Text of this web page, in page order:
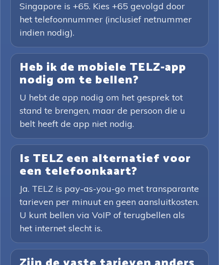
Singapore is +65. Kies +65 gevolgd door
het telefoonnummer (inclusief netnummer
indien nodig).
Heb ik de mobiele TELZ-app
nodig om te bellen?
U hebt de app nodig om het gesprek tot
stand te brengen, maar de persoon die u
belt heeft de app niet nodig.
Is TELZ een alternatief voor
een telefoonkaart?
Ja. TELZ is pay-as-you-go met transparante
tarieven per minuut en geen aansluitkosten.
U kunt bellen via VoIP of terugbellen als
het internet slecht is.